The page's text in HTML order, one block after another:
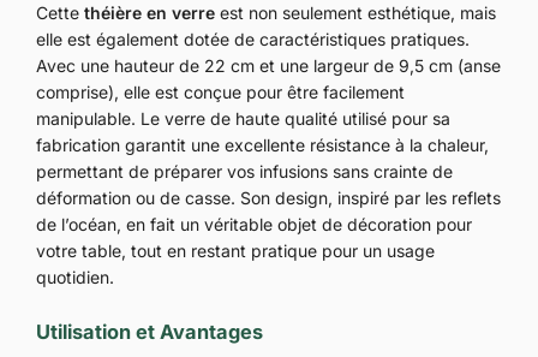
Cette théière en verre est non seulement esthétique, mais
elle est également dotée de caractéristiques pratiques.
Avec une hauteur de 22 cm et une largeur de 9,5 cm (anse
comprise), elle est conçue pour être facilement
manipulable. Le verre de haute qualité utilisé pour sa
fabrication garantit une excellente résistance à la chaleur,
permettant de préparer vos infusions sans crainte de
déformation ou de casse. Son design, inspiré par les reflets
de l’océan, en fait un véritable objet de décoration pour
votre table, tout en restant pratique pour un usage
quotidien.
Utilisation et Avantages